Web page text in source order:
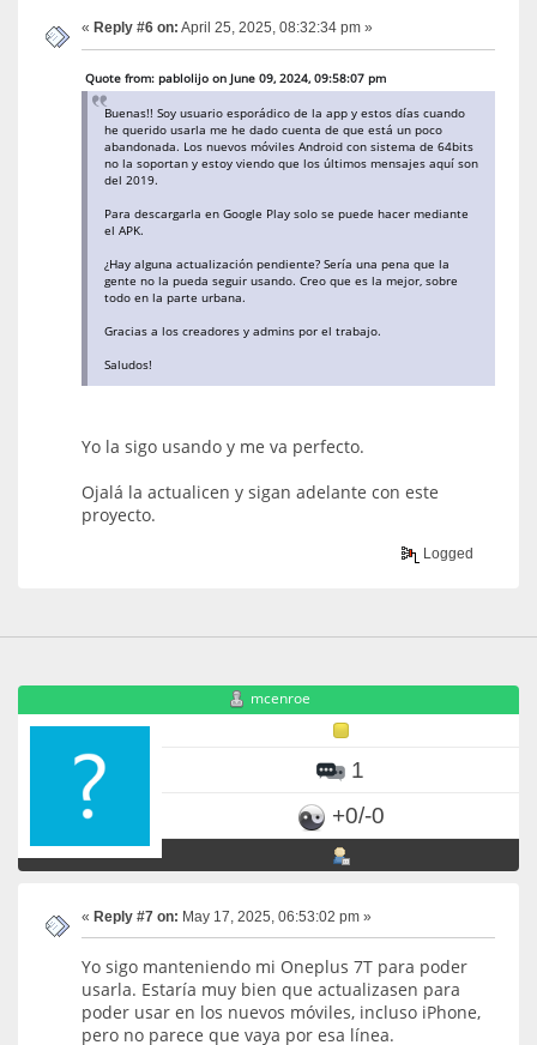
« Reply #6 on: April 25, 2025, 08:32:34 pm »
Quote from: pablolijo on June 09, 2024, 09:58:07 pm
Buenas!! Soy usuario esporádico de la app y estos días cuando
he querido usarla me he dado cuenta de que está un poco
abandonada. Los nuevos móviles Android con sistema de 64bits
no la soportan y estoy viendo que los últimos mensajes aquí son
del 2019.
Para descargarla en Google Play solo se puede hacer mediante
el APK.
¿Hay alguna actualización pendiente? Sería una pena que la
gente no la pueda seguir usando. Creo que es la mejor, sobre
todo en la parte urbana.
Gracias a los creadores y admins por el trabajo.
Saludos!
Yo la sigo usando y me va perfecto.
Ojalá la actualicen y sigan adelante con este
proyecto.
Logged
mcenroe
1
+0/-0
« Reply #7 on: May 17, 2025, 06:53:02 pm »
Yo sigo manteniendo mi Oneplus 7T para poder
usarla. Estaría muy bien que actualizasen para
poder usar en los nuevos móviles, incluso iPhone,
pero no parece que vaya por esa línea.